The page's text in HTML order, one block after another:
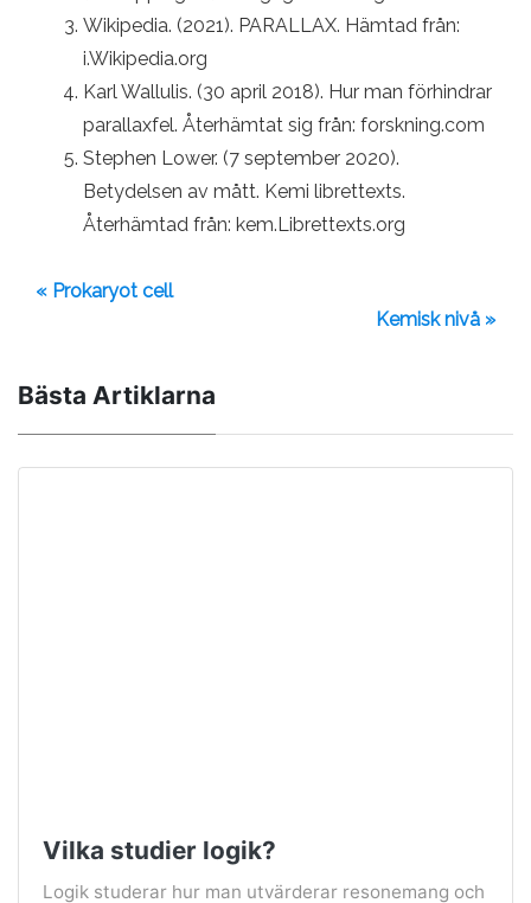
Wikipedia. (2021). PARALLAX. Hämtad från:
i.Wikipedia.org
Karl Wallulis. (30 april 2018). Hur man förhindrar
parallaxfel. Återhämtat sig från: forskning.com
Stephen Lower. (7 september 2020).
Betydelsen av mått. Kemi librettexts.
Återhämtad från: kem.Librettexts.org
« Prokaryot cell
Kemisk nivå »
Bästa Artiklarna
Vilka studier logik?
Logik studerar hur man utvärderar resonemang och